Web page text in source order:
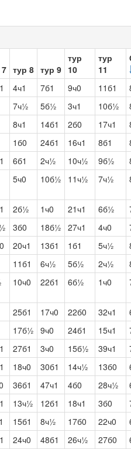
тур 8 тур 9
тур
10
тур
11
4ч1 7б1 9ч0 11б1
7ч½ 5б½ 3ч1 10б½
8ч1 14б1 2б0 17ч1
1б0 24б1 16ч1 8б1
6б1 2ч½ 10ч½ 9б½
5ч0 10б½ 11ч½ 7ч½
2б½ 1ч0 21ч1 6б½
3б0 18б½ 27ч1 4ч0
20ч1 13б1 1б1 5ч½
11б1 6ч½ 5б½ 2ч½
10ч0 22б1 6б½ 1ч0
25б1 17ч0 22б0 32ч1
17б½ 9ч0 24б1 15ч1
27б1 3ч0 15б½ 39ч1
18ч0 30б1 14ч½ 13б0
36б1 47ч1 4б0 28ч½
13ч½ 12б1 18ч1 3б0
15б1 8ч½ 17б0 22ч0
24ч0 48б1 26ч½ 27б0